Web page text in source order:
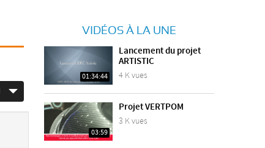
VIDÉOS À LA UNE
01:34:44
Lancement du projet
ARTISTIC
4 K vues
03:59
Projet VERTPOM
3 K vues